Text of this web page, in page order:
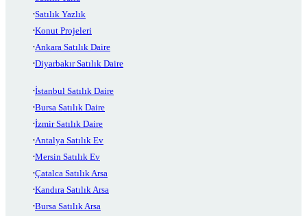
Satılık Yazlık
Konut Projeleri
Ankara Satılık Daire
Diyarbakır Satılık Daire
İstanbul Satılık Daire
Bursa Satılık Daire
İzmir Satılık Daire
Antalya Satılık Ev
Mersin Satılık Ev
Çatalca Satılık Arsa
Kandıra Satılık Arsa
Bursa Satılık Arsa